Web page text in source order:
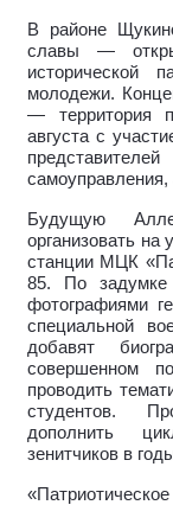
В районе
славы —
исторической
молодежи.
— территория
августа с
Будущую
организовать на
станции МЦК
85. По задумке
фотографиями
специальной
добавят
совершенном
проводить
студентов.
дополнить
зенитчиков в